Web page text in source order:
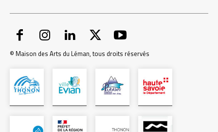
© Maison des Arts du Léman, tous droits réservés